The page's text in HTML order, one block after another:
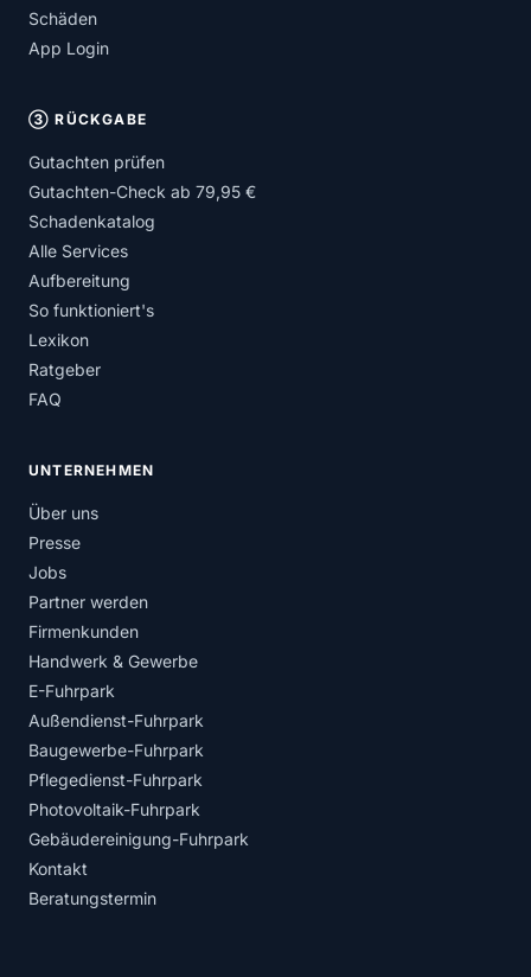
Schäden
App Login
③ RÜCKGABE
Gutachten prüfen
Gutachten-Check ab 79,95 €
Schadenkatalog
Alle Services
Aufbereitung
So funktioniert's
Lexikon
Ratgeber
FAQ
UNTERNEHMEN
Über uns
Presse
Jobs
Partner werden
Firmenkunden
Handwerk & Gewerbe
E-Fuhrpark
Außendienst-Fuhrpark
Baugewerbe-Fuhrpark
Pflegedienst-Fuhrpark
Photovoltaik-Fuhrpark
Gebäudereinigung-Fuhrpark
Kontakt
Beratungstermin